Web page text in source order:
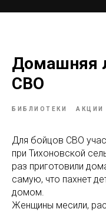
Домашняя
СВО
БИБЛИОТЕКИ АКЦИИ
Для бойцов СВО
при Тихоновской
раз приготовили
самую, что пахнет
домом.
Женщины месили,